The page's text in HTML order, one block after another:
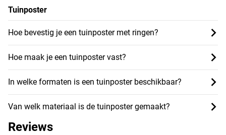
Tuinposter
Hoe bevestig je een tuinposter met ringen?
Hoe maak je een tuinposter vast?
In welke formaten is een tuinposter beschikbaar?
Van welk materiaal is de tuinposter gemaakt?
Reviews